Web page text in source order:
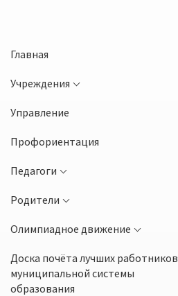
Главная
Учреждения
Управление
Профориентация
Педагоги
Родители
Олимпиадное движение
Доска почёта лучших работников
муниципальной системы
образования